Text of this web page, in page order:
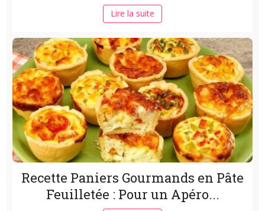
Lire la suite
Recette Paniers Gourmands en Pâte
Feuilletée : Pour un Apéro...